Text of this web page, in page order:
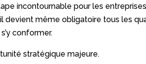
incontournable pour les
il devient même obligatoire tous les
conformer.
stratégique majeure.